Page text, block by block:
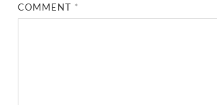
COMMENT *